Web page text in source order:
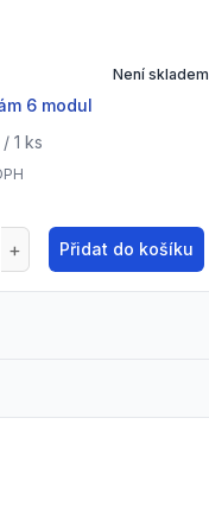
Není skladem
6 modul
/ 1 ks
Přidat do košíku